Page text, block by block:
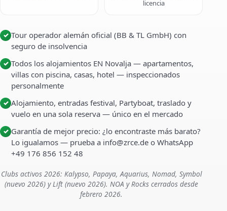
licencia
✓ Tour operador alemán oficial (BB & TL GmbH) con
seguro de insolvencia
✓ Todos los alojamientos EN Novalja — apartamentos,
villas con piscina, casas, hotel — inspeccionados
personalmente
✓ Alojamiento, entradas festival, Partyboat, traslado y
vuelo en una sola reserva — único en el mercado
✓ Garantía de mejor precio: ¿lo encontraste más barato?
Lo igualamos — prueba a info@zrce.de o WhatsApp
+49 176 856 152 48
Clubs activos 2026: Kalypso, Papaya, Aquarius, Nomad, Symbol
(nuevo 2026) y Lift (nuevo 2026). NOA y Rocks cerrados desde
febrero 2026.